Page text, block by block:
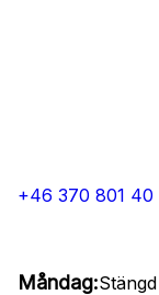
+46 370 801 40
Måndag:Stängd